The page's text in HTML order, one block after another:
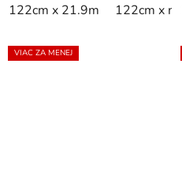
122cm x 21.9m 122cm x m
VIAC ZA MENEJ